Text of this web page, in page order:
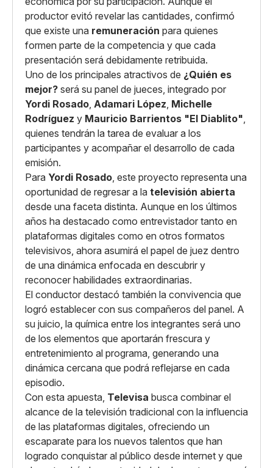
productor evitó revelar las cantidades, confirmó
que existe una remuneración para quienes
formen parte de la competencia y que cada
presentación será debidamente retribuida.
Uno de los principales atractivos de ¿Quién es
mejor? será su panel de jueces, integrado por
Yordi Rosado, Adamari López, Michelle
Rodríguez y Mauricio Barrientos "El Diablito",
quienes tendrán la tarea de evaluar a los
participantes y acompañar el desarrollo de cada
emisión.
Para Yordi Rosado, este proyecto representa una
oportunidad de regresar a la televisión abierta
desde una faceta distinta. Aunque en los últimos
años ha destacado como entrevistador tanto en
plataformas digitales como en otros formatos
televisivos, ahora asumirá el papel de juez dentro
de una dinámica enfocada en descubrir y
reconocer habilidades extraordinarias.
El conductor destacó también la convivencia que
logró establecer con sus compañeros del panel. A
su juicio, la química entre los integrantes será uno
de los elementos que aportarán frescura y
entretenimiento al programa, generando una
dinámica cercana que podrá reflejarse en cada
episodio.
Con esta apuesta, Televisa busca combinar el
alcance de la televisión tradicional con la influencia
de las plataformas digitales, ofreciendo un
escaparate para los nuevos talentos que han
logrado conquistar al público desde internet y que